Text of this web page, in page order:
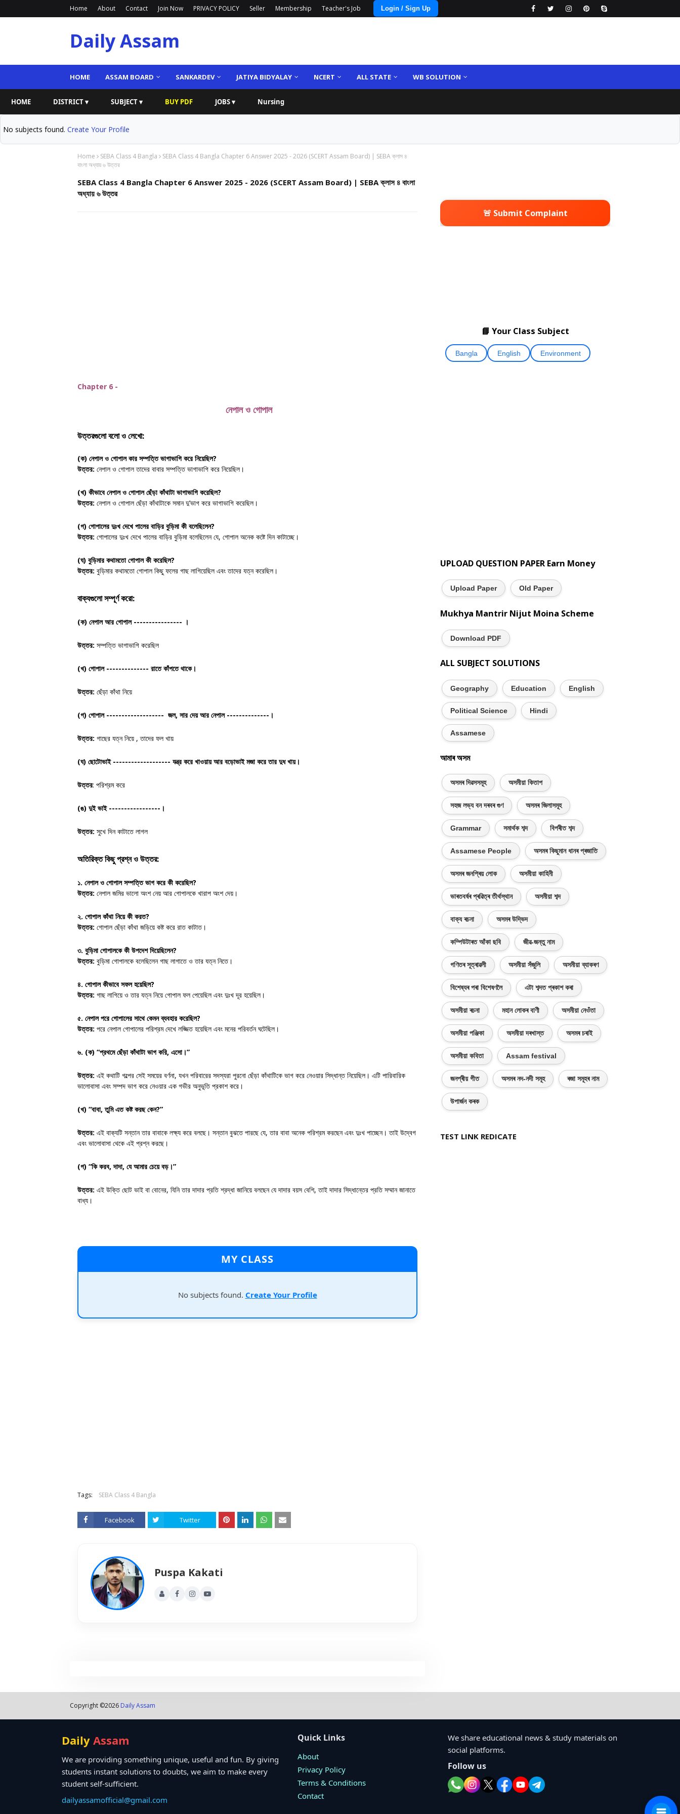
Home About Contact Join Now PRIVACY POLICY Seller Membership Teacher's Job Login / Sign Up
Daily Assam
HOME ASSAM BOARD SANKARDEV JATIYA BIDYALAY NCERT ALL STATE WB SOLUTION
HOME DISTRICT ▾ SUBJECT ▾ BUY PDF JOBS ▾ Nursing
No subjects found. Create Your Profile
Home SEBA Class 4 Bangla
SEBA Class 4 Bangla Chapter 6 Answer 2025 - 2026 (SCERT Assam Board) | SEBA ক্লাস ৪
বাংলা অধ্যায় ৬ উত্তর
SEBA Class 4 Bangla Chapter 6 Answer 2025 - 2026 (SCERT Assam Board) | SEBA ক্লাস ৪ বাংলা
অধ্যায় ৬ উত্তর
Chapter 6 -
নেপাল ও গোপাল
উত্তরগুলো বলো ও লেখো:
(ক) নেপাল ও গোপাল কার সম্পত্তি ভাগাভাগি করে নিয়েছিল?
উত্তর: নেপাল ও গোপাল তাদের বাবার সম্পত্তি ভাগাভাগি করে নিয়েছিল।
(খ) কীভাবে নেপাল ও গোপাল ছেঁড়া কাঁথাটা ভাগাভাগি করেছিল?
উত্তর: নেপাল ও গোপাল ছেঁড়া কাঁথাটাকে সমান দু’ভাগ করে ভাগাভাগি করেছিল।
(গ) গোপালের দুঃখ দেখে পালের বাড়ির বুড়িমা কী বলেছিলেন?
উত্তর: গোপালের দুঃখ দেখে পালের বাড়ির বুড়িমা বলেছিলেন যে, গোপাল অনেক কষ্টে দিন কাটাচ্ছে।
(ঘ) বুড়িমার কথামতো গোপাল কী করেছিল?
উত্তর: বুড়িমার কথামতো গোপাল কিছু ফলের গাছ লাগিয়েছিল এবং তাদের যত্ন করেছিল।
বাক্যগুলো সম্পূর্ণ করো:
(ক) নেপাল আর গোপাল ---------------- ।
উত্তর: সম্পত্তি ভাগাভাগি করেছিল
(খ) গোপাল -------------- রাতে কাঁপতে থাকে।
উত্তর: ছেঁড়া কাঁথা নিয়ে
(গ) গোপাল ------------------- জল, সার দেয় আর নেপাল -------------- ।
উত্তর: গাছের যত্ন নিয়ে , তাদের ফল খায়
(ঘ) ছোটোভাই ------------------- যন্ত্র করে খাওয়ায় আর বড়োভাই মজা করে তার দুধ খায়।
উত্তর: পরিশ্রম করে
(ঙ) দুই ভাই -----------------।
উত্তর: সুখে দিন কাটাতে লাগল
অতিরিক্ত কিছু প্রশ্ন ও উত্তর:
১. নেপাল ও গোপাল সম্পত্তি ভাগ করে কী করেছিল?
উত্তর: নেপাল জমির ভালো অংশ নেয় আর গোপালকে খারাপ অংশ দেয়।
২. গোপাল কাঁথা নিয়ে কী করত?
উত্তর: গোপাল ছেঁড়া কাঁথা জড়িয়ে কষ্ট করে রাত কাটাত।
৩. বুড়িমা গোপালকে কী উপদেশ দিয়েছিলেন?
উত্তর: বুড়িমা গোপালকে বলেছিলেন গাছ লাগাতে ও তার যত্ন নিতে।
৪. গোপাল কীভাবে সফল হয়েছিল?
উত্তর: গাছ লাগিয়ে ও তার যত্ন নিয়ে গোপাল ফল পেয়েছিল এবং দুঃখ দূর হয়েছিল।
৫. নেপাল পরে গোপালের সাথে কেমন ব্যবহার করেছিল?
উত্তর: পরে নেপাল গোপালের পরিশ্রম দেখে লজ্জিত হয়েছিল এবং মনের পরিবর্তন ঘটেছিল।
৬. (ক) “প্রথমে ছেঁড়া কাঁথাটা ভাগ করি, এসো।”
উত্তর: এই কথাটি গল্পের সেই সময়ের বর্ণনা, যখন পরিবারের সদস্যরা পুরনো ছেঁড়া কাঁথাটিকে ভাগ করে নেওয়ার সিদ্ধান্ত নিয়েছিল। এটি পারিবারিক
ভালোবাসা এবং সম্পদ ভাগ করে নেওয়ার এক গভীর অনুভূতি প্রকাশ করে।
(খ) “বাবা, তুমি এত কষ্ট করছ কেন?”
উত্তর: এই বাক্যটি সন্তান তার বাবাকে লক্ষ্য করে বলছে। সন্তান বুঝতে পারছে যে, তার বাবা অনেক পরিশ্রম করছেন এবং দুঃখ পাচ্ছেন। তাই উদ্বেগ
এবং ভালোবাসা থেকে এই প্রশ্ন করছে।
(গ) “কি করব, দাদা, যে আমার চেয়ে বড়।”
উত্তর: এই উক্তি ছোট ভাই বা বোনের, যিনি তার দাদার প্রতি শ্রদ্ধা জানিয়ে বলছেন যে দাদার বয়স বেশি, তাই দাদার সিদ্ধান্তের প্রতি সম্মান জানাতে
বাধ্য।
MY CLASS
No subjects found. Create Your Profile
Tags: SEBA Class 4 Bangla
Facebook Twitter
Puspa Kakati
🚨 Submit Complaint
📘 Your Class Subject
Bangla English Environment
UPLOAD QUESTION PAPER Earn Money
Upload Paper Old Paper
Mukhya Mantrir Nijut Moina Scheme
Download PDF
ALL SUBJECT SOLUTIONS
Geography Education English
Political Science Hindi
Assamese
আমাৰ অসম
অসমৰ দিৱসসমূহ অসমীয়া কিতাপ
সহজ লভ্য বন দৰবৰ গুণ অসমৰ জিলাসমূহ
Grammar সমাৰ্থক শব্দ বিপৰীত শব্দ
Assamese People অসমৰ কিছুমান ধানৰ প্ৰজাতি
অসমৰ জনপ্ৰিয় লোক অসমীয়া কাহিনী
ভাৰতবৰ্ষৰ প্ৰৱিত্ৰ তীৰ্থস্থান অসমীয়া শব্দ
বাক্য ৰচনা অসমৰ উদ্ভিদ
কম্পিউটাৰত আঁকা ছবি জীৱ-জন্তু নাম
গণিতৰ সূত্ৰাৱলী অসমীয়া সঁজুলি অসমীয়া ব্যাকৰণ
বিশেষ্যৰ পৰা বিশেষণলৈ এটা শব্দত প্ৰকাশ কৰা
অসমীয়া ৰচনা মহান লোকৰ বাণী অসমীয়া নেওঁতা
অসমীয়া পঞ্জিকা অসমীয়া দৰখাস্ত অসমৰ চৰাই
অসমীয়া কবিতা Assam festival
জনপ্ৰীয় গীত অসমৰ নদ-নদী সমূহ ৰজা সমূহৰ নাম
উপাৰ্জন কৰক
TEST LINK REDICATE
Copyright ©2026 Daily Assam
Daily Assam
We are providing something unique, useful and fun. By giving
students instant solutions to doubts, we aim to make every
student self-sufficient.
dailyassamofficial@gmail.com
Quick Links
About
Privacy Policy
Terms & Conditions
Contact
We share educational news & study materials on
social platforms.
Follow us